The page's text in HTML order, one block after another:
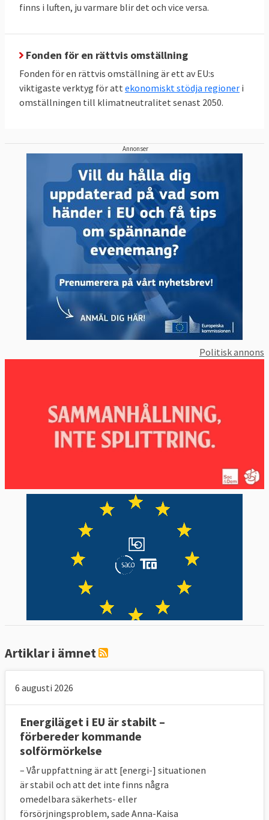
finns i luften, ju varmare blir det och vice versa.
Fonden för en rättvis omställning
Fonden för en rättvis omställning är ett av EU:s
viktigaste verktyg för att ekonomiskt stödja regioner i
omställningen till klimatneutralitet senast 2050.
Annonser
Politisk annons
Artiklar i ämnet
6 augusti 2026
Energiläget i EU är stabilt –
förbereder kommande
solförmörkelse
– Vår uppfattning är att [energi-] situationen
är stabil och att det inte finns några
omedelbara säkerhets- eller
försörjningsproblem, sade Anna-Kaisa